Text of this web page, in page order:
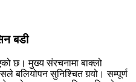
बडी
छ। मुख्य संरचनामा बाक्लो
बलियोपन सुनिश्चित गर्‍यो। सम्पूर्ण